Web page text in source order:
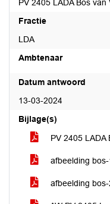
PV 2405 LADA Bos
Fractie
LDA
Ambtenaar
Datum antwoord
13-03-2024
Bijlage(s)
PV 2405 LADA
afbeelding bos-
afbeelding bos-